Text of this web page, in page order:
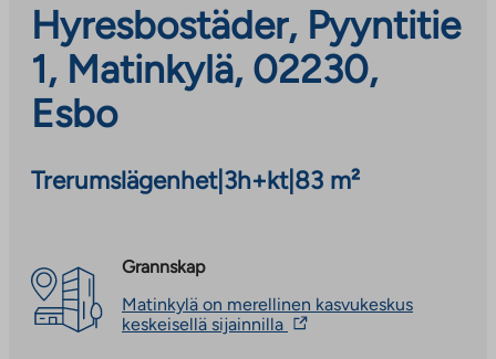
Hyresbostäder, Pyyntitie
1, Matinkylä, 02230,
Esbo
Trerumslägenhet| 3h+kt| 83 m²
Grannskap
Matinkylä on merellinen kasvukeskus
keskeisellä sijainnilla The